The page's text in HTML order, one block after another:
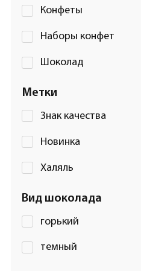
Конфеты
Наборы конфет
Шоколад
Метки
Знак качества
Новинка
Халяль
Вид шоколада
горький
темный